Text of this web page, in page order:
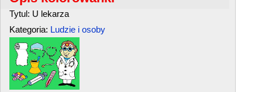
Tytul: U lekarza
Kategoria: Ludzie i osoby